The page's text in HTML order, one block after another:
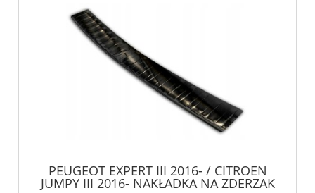
PEUGEOT EXPERT III 2016- / CITROEN
JUMPY III 2016- NAKŁADKA NA ZDERZAK